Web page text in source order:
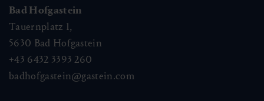
Bad Hofgastein
Tauernplatz 1,
5630 Bad Hofgastein
+43 6432 3393 260
badhofgastein@gastein.com